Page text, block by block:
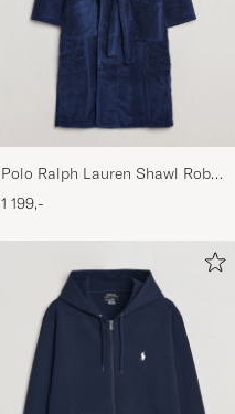
Polo Ralph Lauren Shawl Robe
Navy
1 199,-